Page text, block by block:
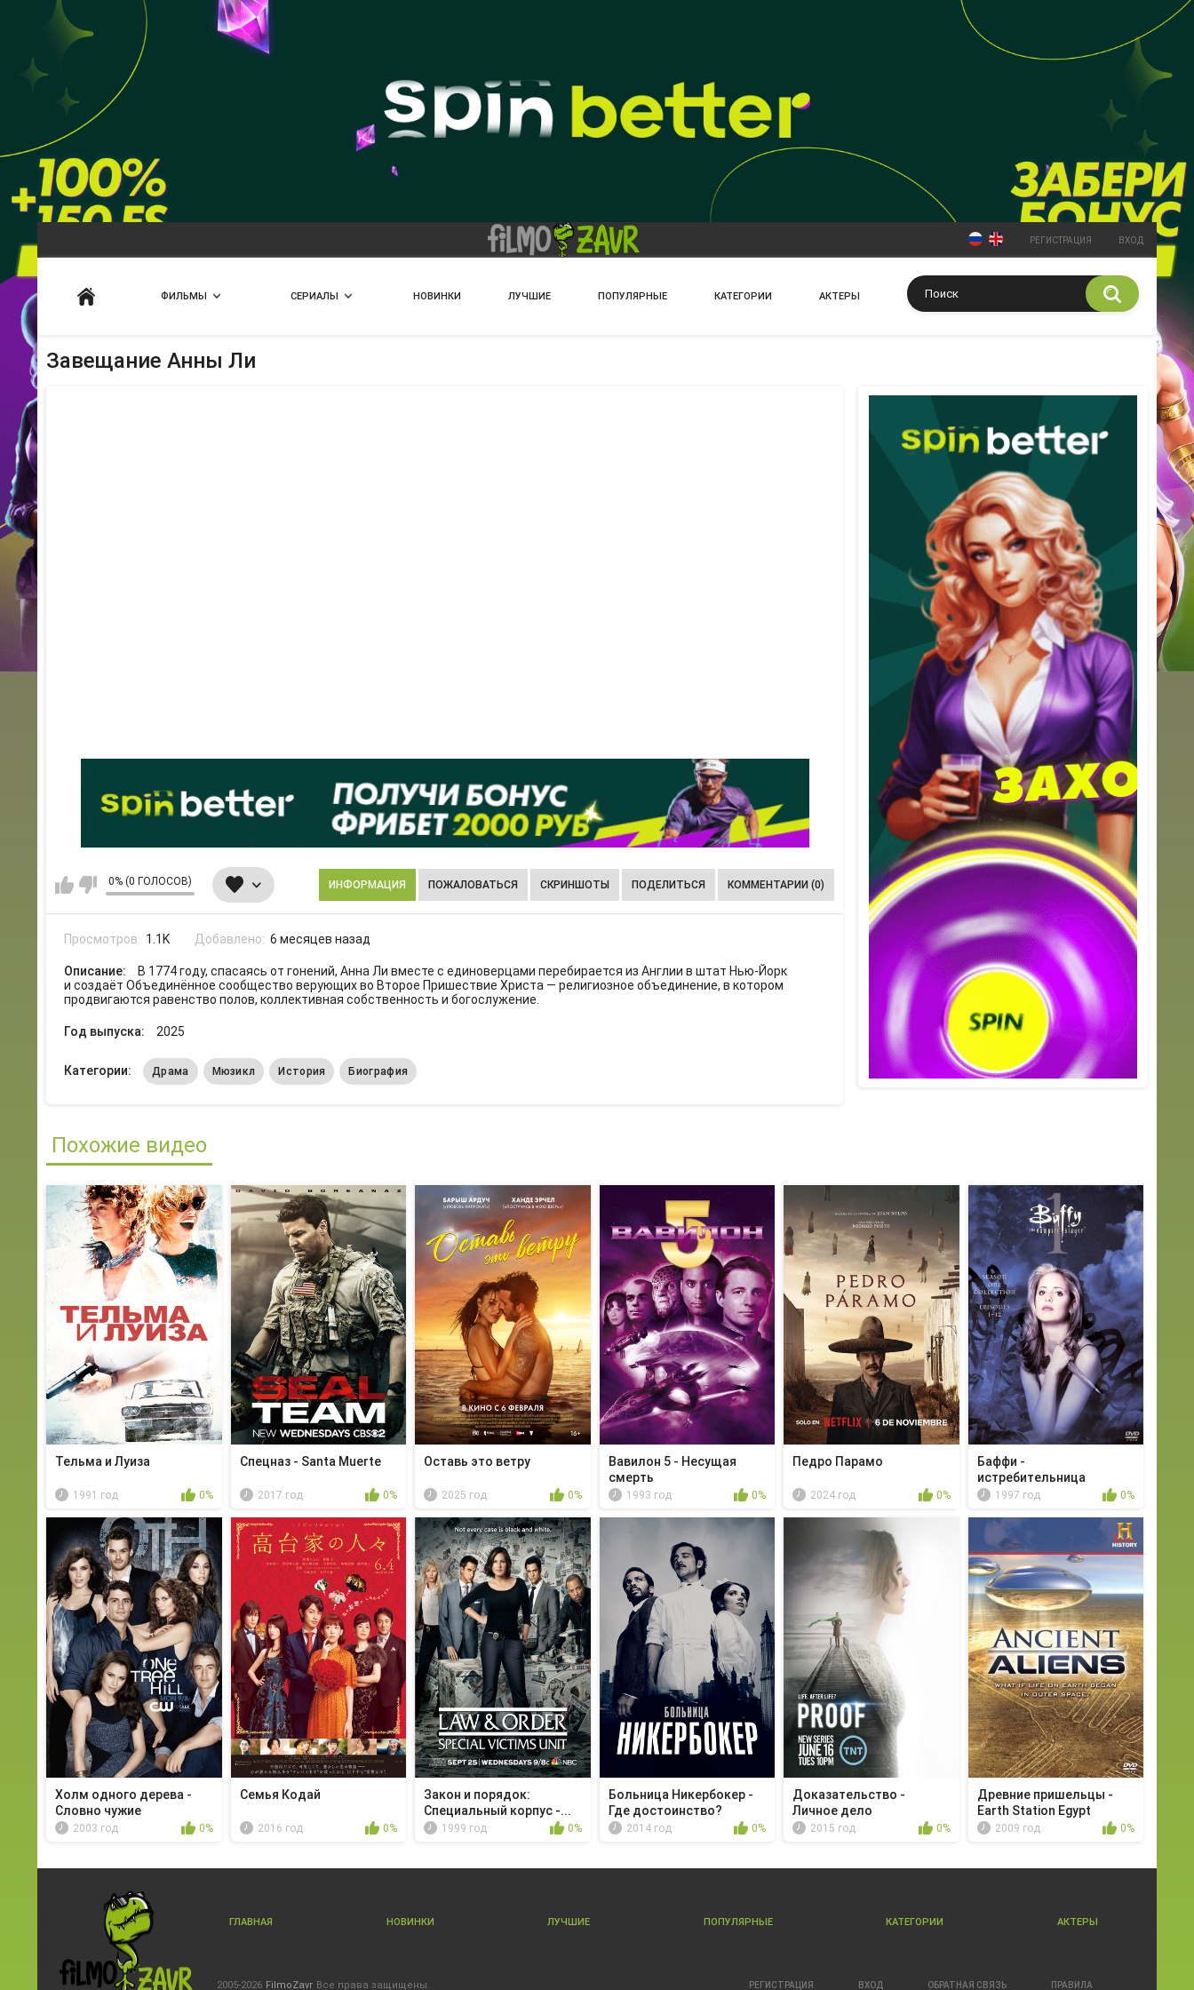
РЕГИСТРАЦИЯ ВХОД
ФИЛЬМЫ СЕРИАЛЫ НОВИНКИ ЛУЧШИЕ ПОПУЛЯРНЫЕ КАТЕГОРИИ АКТЕРЫ
Завещание Анны Ли
0% (0 ГОЛОСОВ) ИНФОРМАЦИЯ ПОЖАЛОВАТЬСЯ СКРИНШОТЫ ПОДЕЛИТЬСЯ КОММЕНТАРИИ (0)
Просмотров: 1.1K Добавлено: 6 месяцев назад
Описание:
В 1774 году, спасаясь от гонений, Анна Ли вместе с единоверцами перебирается из Англии в штат Нью-Йорк
и создаёт Объединённое сообщество верующих во Второе Пришествие Христа — религиозное объединение, в котором
продвигаются равенство полов, коллективная собственность и богослужение.
Год выпуска: 2025
Категории: Драма Мюзикл История Биография
Похожие видео
Тельма и Луиза
1991 год 0%
Спецназ - Santa Muerte
2017 год 0%
Оставь это ветру
2025 год 0%
Вавилон 5 - Несущая
смерть
1993 год 0%
Педро Парамо
2024 год 0%
Баффи -
истребительница
вампиров - Пр...
1997 год 0%
Холм одного дерева -
Словно чужие
2003 год 0%
Семья Кодай
2016 год 0%
Закон и порядок:
Специальный корпус -...
1999 год 0%
Больница Никербокер -
Где достоинство?
2014 год 0%
Доказательство -
Личное дело
2015 год 0%
Древние пришельцы -
Earth Station Egypt
2009 год 0%
ГЛАВНАЯ НОВИНКИ ЛУЧШИЕ ПОПУЛЯРНЫЕ КАТЕГОРИИ АКТЕРЫ
2005-2026 FilmoZavr Все права защищены. РЕГИСТРАЦИЯ ВХОД ОБРАТНАЯ СВЯЗЬ ПРАВИЛА